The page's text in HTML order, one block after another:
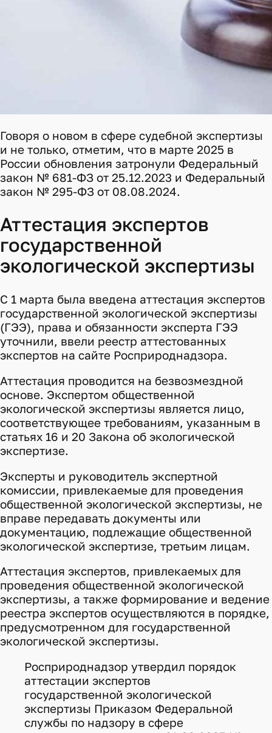
Говоря о новом в сфере судебной экспертизы
и не только, отметим, что в марте 2025 в
России обновления затронули Федеральный
закон № 681-ФЗ от 25.12.2023 и Федеральный
закон № 295-ФЗ от 08.08.2024.
Аттестация экспертов
государственной
экологической экспертизы
С 1 марта была введена аттестация экспертов
государственной экологической экспертизы
(ГЭЭ), права и обязанности эксперта ГЭЭ
уточнили, ввели реестр аттестованных
экспертов на сайте Росприроднадзора.
Аттестация проводится на безвозмездной
основе. Экспертом общественной
экологической экспертизы является лицо,
соответствующее требованиям, указанным в
статьях 16 и 20 Закона об экологической
экспертизе.
Эксперты и руководитель экспертной
комиссии, привлекаемые для проведения
общественной экологической экспертизы, не
вправе передавать документы или
документацию, подлежащие общественной
экологической экспертизе, третьим лицам.
Аттестация экспертов, привлекаемых для
проведения общественной экологической
экспертизы, а также формирование и ведение
реестра экспертов осуществляются в порядке,
предусмотренном для государственной
экологической экспертизы.
Росприроднадзор утвердил порядок
аттестации экспертов
государственной экологической
экспертизы Приказом Федеральной
службы по надзору в сфере